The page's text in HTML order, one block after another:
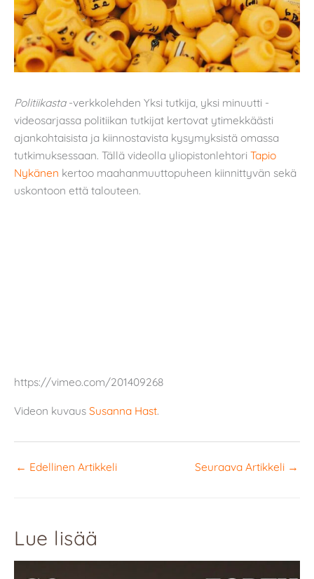
Politiikasta-verkkolehden Yksi tutkija, yksi minuutti -
videosarjassa politiikan tutkijat kertovat ytimekkäästi
ajankohtaisista ja kiinnostavista kysymyksistä omassa
tutkimuksessaan. Tällä videolla yliopistonlehtori Tapio
Nykänen kertoo maahanmuuttopuheen kiinnittyvän sekä
uskontoon että talouteen.
https://vimeo.com/201409268
Videon kuvaus Susanna Hast.
← Edellinen Artikkeli Seuraava Artikkeli →
Lue lisää